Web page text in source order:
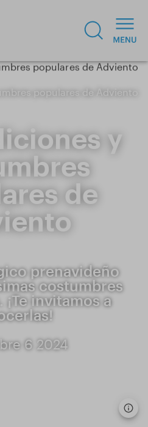
populares de Adviento
y
de
prenavideño
costumbres
invitamos a
6 2024